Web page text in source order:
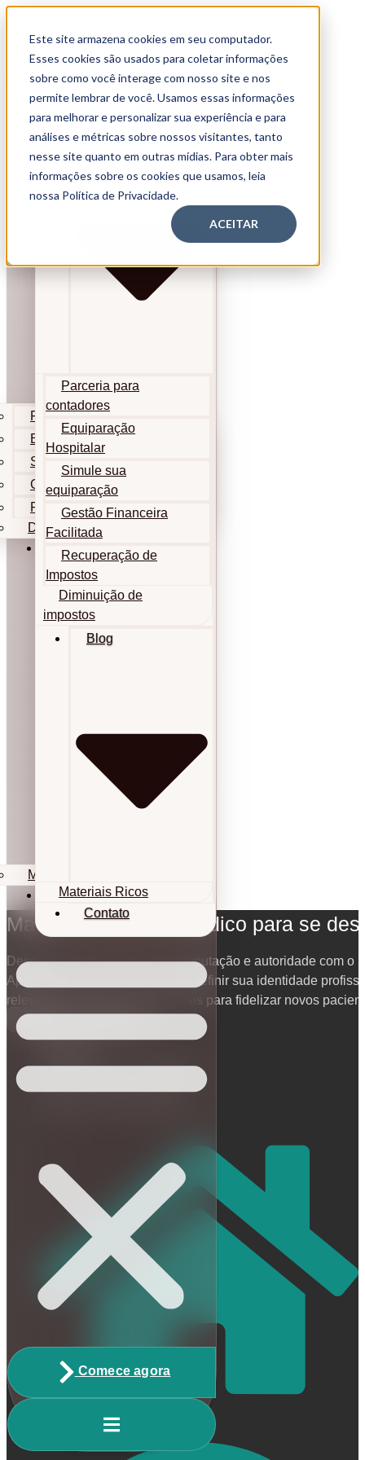
Este site armazena cookies em seu computador.
Esses cookies são usados para coletar informações
sobre como você interage com nosso site e nos
permite lembrar de você. Usamos essas informações
para melhorar e personalizar sua experiência e para
análises e métricas sobre nossos visitantes, tanto
nesse site quanto em outras mídias. Para obter mais
informações sobre os cookies que usamos, leia
nossa Política de Privacidade.
ACEITAR
Home
Quem somos
Soluções
Parceria para contadores
Equiparação Hospitalar
Simule sua equiparação
Gestão Financeira Facilitada
Recuperação de Impostos
Diminuição de impostos
Blog
Materiais Ricos
Contato
Home
Soluções
Parceria para
contadores
Equiparação
Hospitalar
Simule sua
equiparação
Gestão Financeira
Facilitada
Recuperação de
Impostos
Diminuição de
impostos
Blog
Materiais Ricos
Contato
Comece agora
Marketing pessoal médico para se
Descubra como fortalecer sua reputação e autoridade com o
Aprenda estratégias éticas para definir sua identidade
relevantes e usar as redes sociais para fidelizar novos
Gestão para Médicos